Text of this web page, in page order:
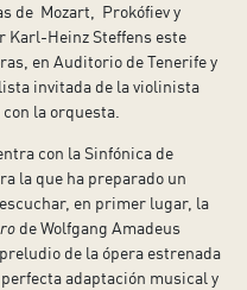
de Mozart, Prokófiev y
Karl-Heinz Steffens este
en Auditorio de Tenerife y
invitada de la violinista
la orquesta.
con la Sinfónica de
la que ha preparado un
en primer lugar, la
de Wolfgang Amadeus
de la ópera estrenada
adaptación musical y